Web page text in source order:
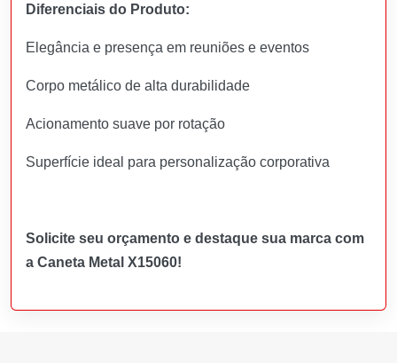
Diferenciais do Produto:
Elegância e presença em reuniões e eventos
Corpo metálico de alta durabilidade
Acionamento suave por rotação
Superfície ideal para personalização corporativa
Solicite seu orçamento e destaque sua marca com
a Caneta Metal X15060!